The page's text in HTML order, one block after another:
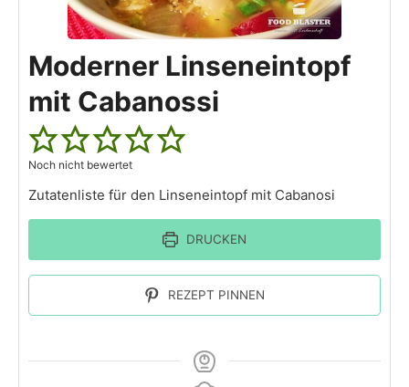
Moderner Linseneintopf
mit Cabanossi
Noch nicht bewertet
Zutatenliste für den Linseneintopf mit Cabanosi
DRUCKEN
REZEPT PINNEN